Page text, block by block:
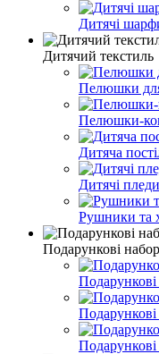
Дитячі
Дитячий текстиль
Пелюшки
Пелюшки-
Дитяча
Дитячі пледи
Рушники та
Подарункові
Подарункові